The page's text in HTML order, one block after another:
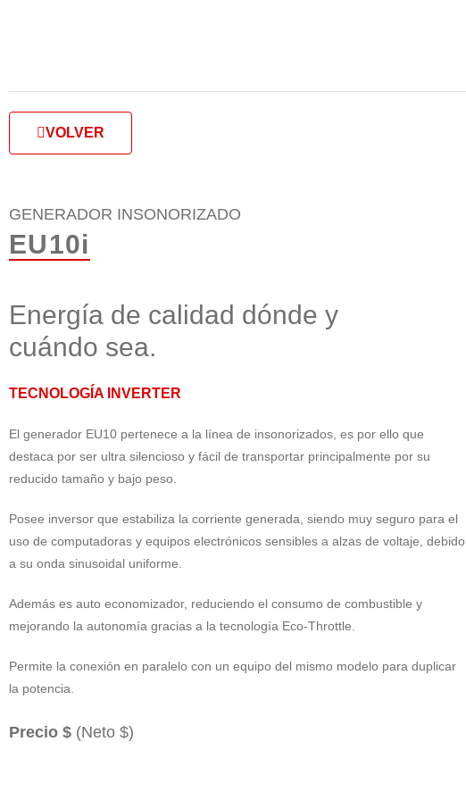
VOLVER
GENERADOR INSONORIZADO
EU10i
Energía de calidad dónde y
cuándo sea.
TECNOLOGÍA INVERTER
El generador EU10 pertenece a la línea de insonorizados, es por ello que
destaca por ser ultra silencioso y fácil de transportar principalmente por su
reducido tamaño y bajo peso.
Posee inversor que estabiliza la corriente generada, siendo muy seguro para el
uso de computadoras y equipos electrónicos sensibles a alzas de voltaje, debido
a su onda sinusoidal uniforme.
Además es auto economizador, reduciendo el consumo de combustible y
mejorando la autonomía gracias a la tecnología Eco-Throttle.
Permite la conexión en paralelo con un equipo del mismo modelo para duplicar
la potencia.
Precio $ (Neto $)